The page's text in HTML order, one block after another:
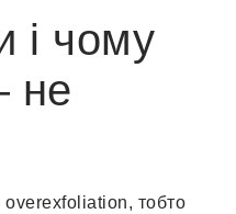
і чому
не
тобто